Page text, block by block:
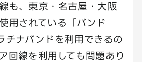
も、東京・名古屋・大阪
用されている「バンド
チナバンドを利用できるの
回線を利用しても問題あり